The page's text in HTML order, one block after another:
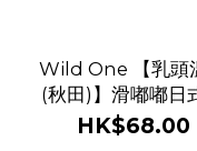
Wild One 【乳頭
(秋田)】滑嘟嘟日
泉情趣凝膠粉 - 牛
HK$68.00